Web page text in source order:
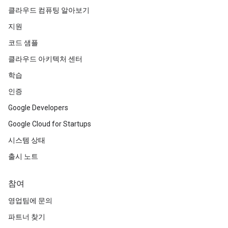
클라우드 컴퓨팅 알아보기
지원
코드 샘플
클라우드 아키텍처 센터
학습
인증
Google Developers
Google Cloud for Startups
시스템 상태
출시 노트
참여
영업팀에 문의
파트너 찾기